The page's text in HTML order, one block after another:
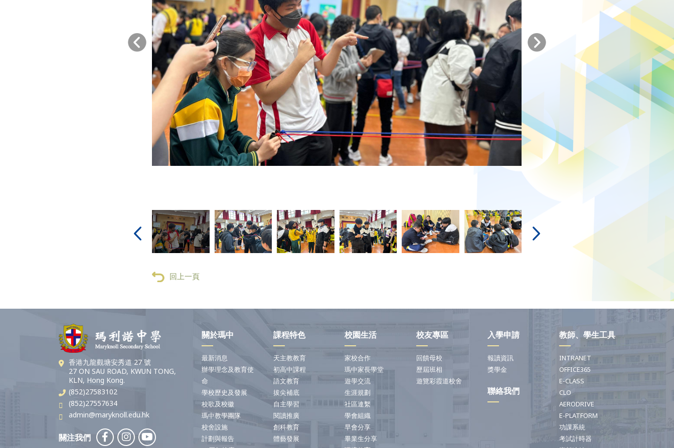
回上一頁
香港九龍觀塘安秀道 27 號
27 ON SAU ROAD, KWUN TONG,
KLN, Hong Kong.
(852)27583102
(852)27557634
admin@maryknoll.edu.hk
關注我們
關於瑪中
最新消息
辦學理念及教育使
命
學校歷史及發展
校歌及校徽
瑪中教學團隊
校舍設施
計劃與報告
課程特色
天主教教育
初高中課程
語文教育
拔尖補底
自主學習
閱讀推廣
創科教育
體藝發展
校園生活
家校合作
瑪中家長學堂
遊學交流
生涯規劃
社區連繫
學會組織
早會分享
畢業生分享
校友專區
回饋母校
歷屆班相
遊覽彩霞道校舍
入學申請
報讀資訊
獎學金
聯絡我們
教師、學生工具
INTRANET
OFFICE365
E-CLASS
CLO
AERODRIVE
E-PLATFORM
功課系統
考試計時器